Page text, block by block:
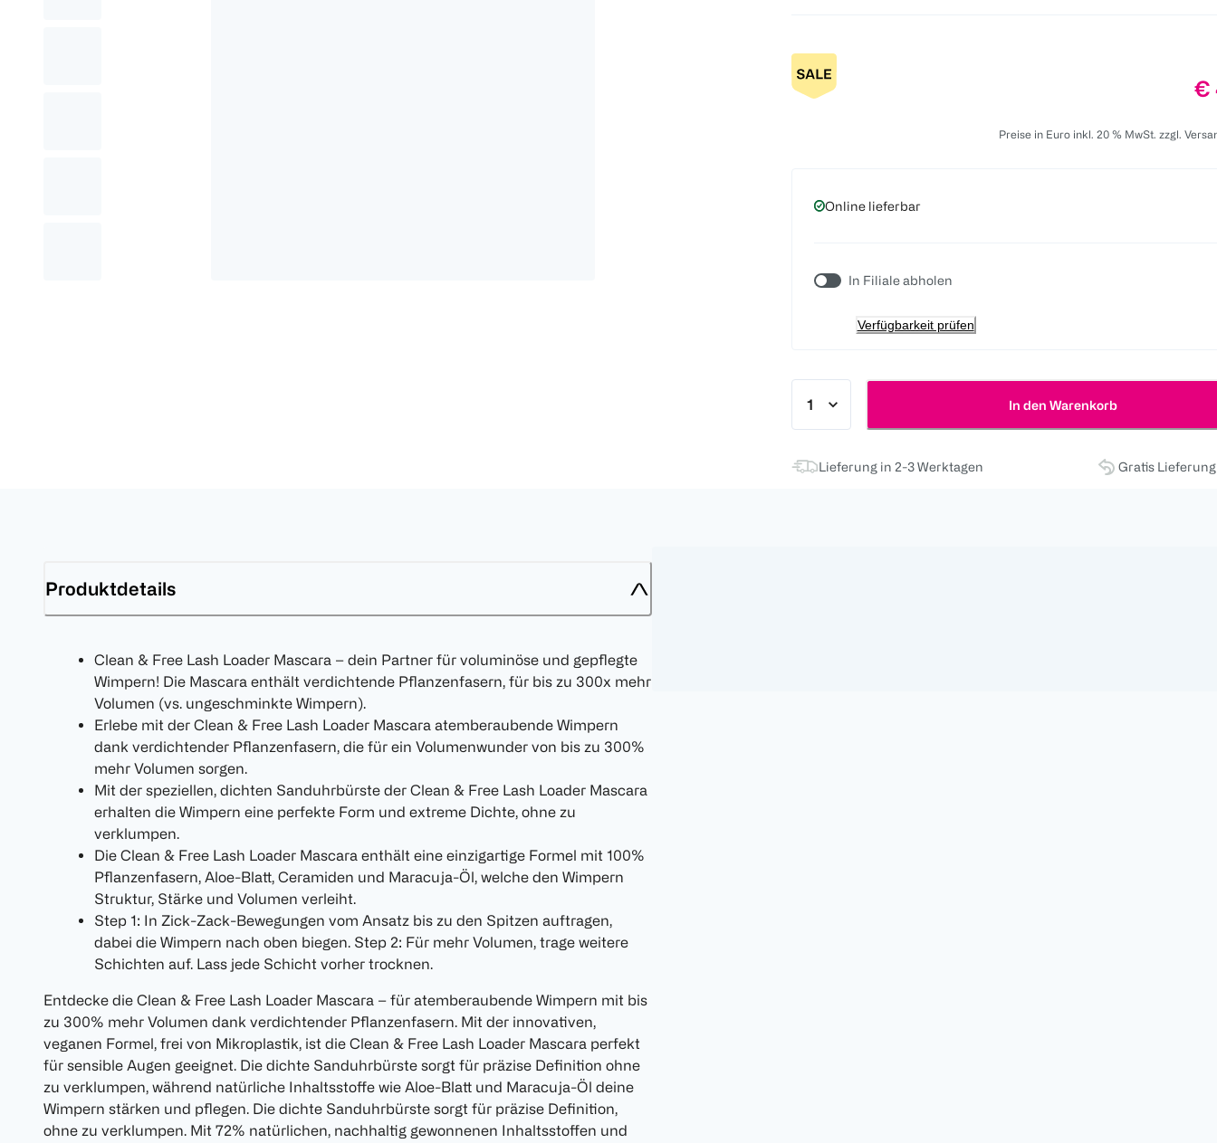
€
Preise in Euro inkl. 20 % MwSt. zzgl.
Online lieferbar
In Filiale abholen
Verfügbarkeit prüfen
In den Warenkorb
Lieferung in 2-3 Werktagen Gratis
Produktdetails
Clean & Free Lash Loader Mascara – dein Partner für voluminöse und gepflegte
Wimpern! Die Mascara enthält verdichtende Pflanzenfasern, für bis zu 300x mehr
Volumen (vs. ungeschminkte Wimpern).
Erlebe mit der Clean & Free Lash Loader Mascara atemberaubende Wimpern
dank verdichtender Pflanzenfasern, die für ein Volumenwunder von bis zu 300%
mehr Volumen sorgen.
Mit der speziellen, dichten Sanduhrbürste der Clean & Free Lash Loader Mascara
erhalten die Wimpern eine perfekte Form und extreme Dichte, ohne zu
verklumpen.
Die Clean & Free Lash Loader Mascara enthält eine einzigartige Formel mit 100%
Pflanzenfasern, Aloe-Blatt, Ceramiden und Maracuja-Öl, welche den Wimpern
Struktur, Stärke und Volumen verleiht.
Step 1: In Zick-Zack-Bewegungen vom Ansatz bis zu den Spitzen auftragen,
dabei die Wimpern nach oben biegen. Step 2: Für mehr Volumen, trage weitere
Schichten auf. Lass jede Schicht vorher trocknen.
Entdecke die Clean & Free Lash Loader Mascara – für atemberaubende Wimpern mit bis
zu 300% mehr Volumen dank verdichtender Pflanzenfasern. Mit der innovativen,
veganen Formel, frei von Mikroplastik, ist die Clean & Free Lash Loader Mascara perfekt
für sensible Augen geeignet. Die dichte Sanduhrbürste sorgt für präzise Definition ohne
zu verklumpen, während natürliche Inhaltsstoffe wie Aloe-Blatt und Maracuja-Öl deine
Wimpern stärken und pflegen. Die dichte Sanduhrbürste sorgt für präzise Definition,
ohne zu verklumpen. Mit 72% natürlichen, nachhaltig gewonnenen Inhaltsstoffen und